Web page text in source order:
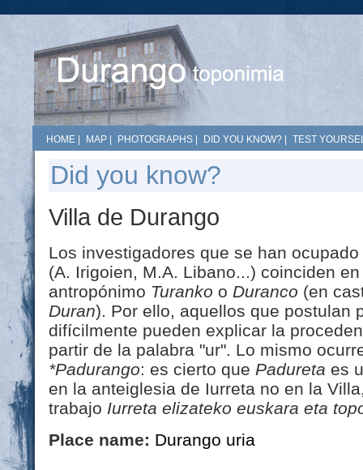
HOME MAP PHOTOGRAPHS DID YOU KNOW? TEST
Did you know?
Villa de Durango
Los investigadores que se han
(A. Irigoien, M.A. Libano...) coinciden
antropónimo Turanko o Duranco (en
Duran). Por ello, aquellos que postulan
difícilmente pueden explicar la
partir de la palabra "ur". Lo mismo
*Padurango: es cierto que Padureta es
en la anteiglesia de Iurreta no en la
trabajo Iurreta elizateko euskara eta
Place name: Durango uria